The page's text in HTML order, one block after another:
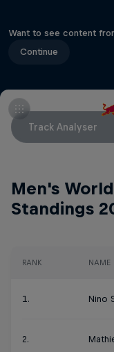
Want to see content
Continue
Track Analyser
Men's
Standings
RANK NAME
1. Nino
2.